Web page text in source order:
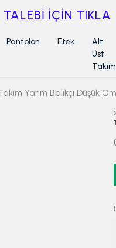
TALEBİ İÇİN TIKLA
Pantolon Etek
Alt
Üst
Takım
Yarım Balıkçı Düşük